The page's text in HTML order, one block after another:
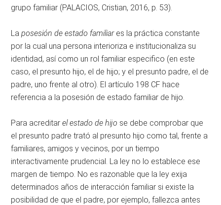
grupo familiar (PALACIOS, Cristian, 2016, p. 53).
Laposesión de estado familiar es la práctica constante
por la cual una persona interioriza e institucionaliza su
identidad, así como un rol familiar especifico (en este
caso, el presunto hijo, el de hijo; y el presunto padre, el de
padre, uno frente al otro). El artículo 198 CF hace
referencia a la posesión de estado familiar de hijo.
Para acreditarel estado de hijo se debe comprobar que
el presunto padre trató al presunto hijo como tal, frente a
familiares, amigos y vecinos, por un tiempo
interactivamente prudencial. La ley no lo establece ese
margen de tiempo. No es razonable que la ley exija
determinados años de interacción familiar si existe la
posibilidad de que el padre, por ejemplo, fallezca antes